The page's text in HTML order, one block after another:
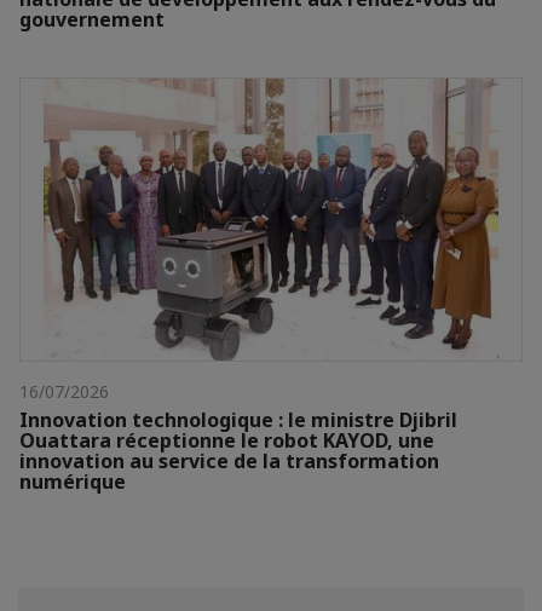
gouvernement
16/07/2026
Innovation technologique : le ministre Djibril
Ouattara réceptionne le robot KAYOD, une
innovation au service de la transformation
numérique